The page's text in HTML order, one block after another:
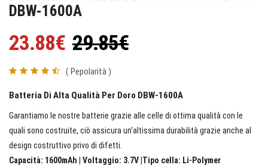
DBW-1600A
23.88€ 29.85€
( Pepolarità )
Batteria Di Alta Qualità Per Doro DBW-1600A
Garantiamo le nostre batterie grazie alle celle di ottima qualità con le
quali sono costruite, ciò assicura un’altissima durabilità grazie anche al
design costruttivo privo di difetti.
Capacità: 1600mAh | Voltaggio: 3.7V |Tipo cella: Li-Polymer